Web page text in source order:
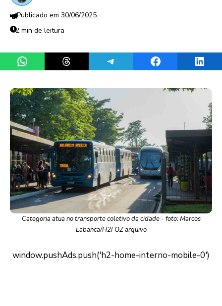
30/06/2025
2 min de leitura
Share on WhatsAppShare on ThreadsShare on TelegramShare on Facebook
Categoria atua no transporte coletivo da cidade - foto: Marcos
Labanca/H2FOZ arquivo